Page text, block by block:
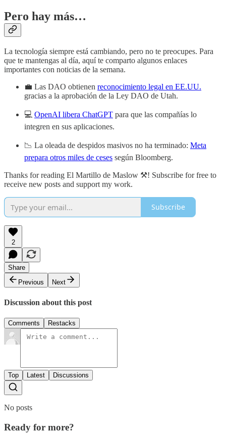
Pero hay más…
La tecnología siempre está cambiando, pero no te preocupes. Para
que te mantengas al día, aquí te comparto algunos enlaces
importantes con noticias de la semana.
💼 Las DAO obtienen reconocimiento legal en EE.UU.
gracias a la aprobación de la Ley DAO de Utah.
💻 OpenAI libera ChatGPT para que las compañías lo
integren en sus aplicaciones.
📉 La oleada de despidos masivos no ha terminado: Meta
prepara otros miles de ceses según Bloomberg.
Thanks for reading El Martillo de Maslow ⚒️! Subscribe for free to
receive new posts and support my work.
Subscribe
2
Share
Previous
Next
Discussion about this post
Comments Restacks
Top Latest Discussions
No posts
Ready for more?